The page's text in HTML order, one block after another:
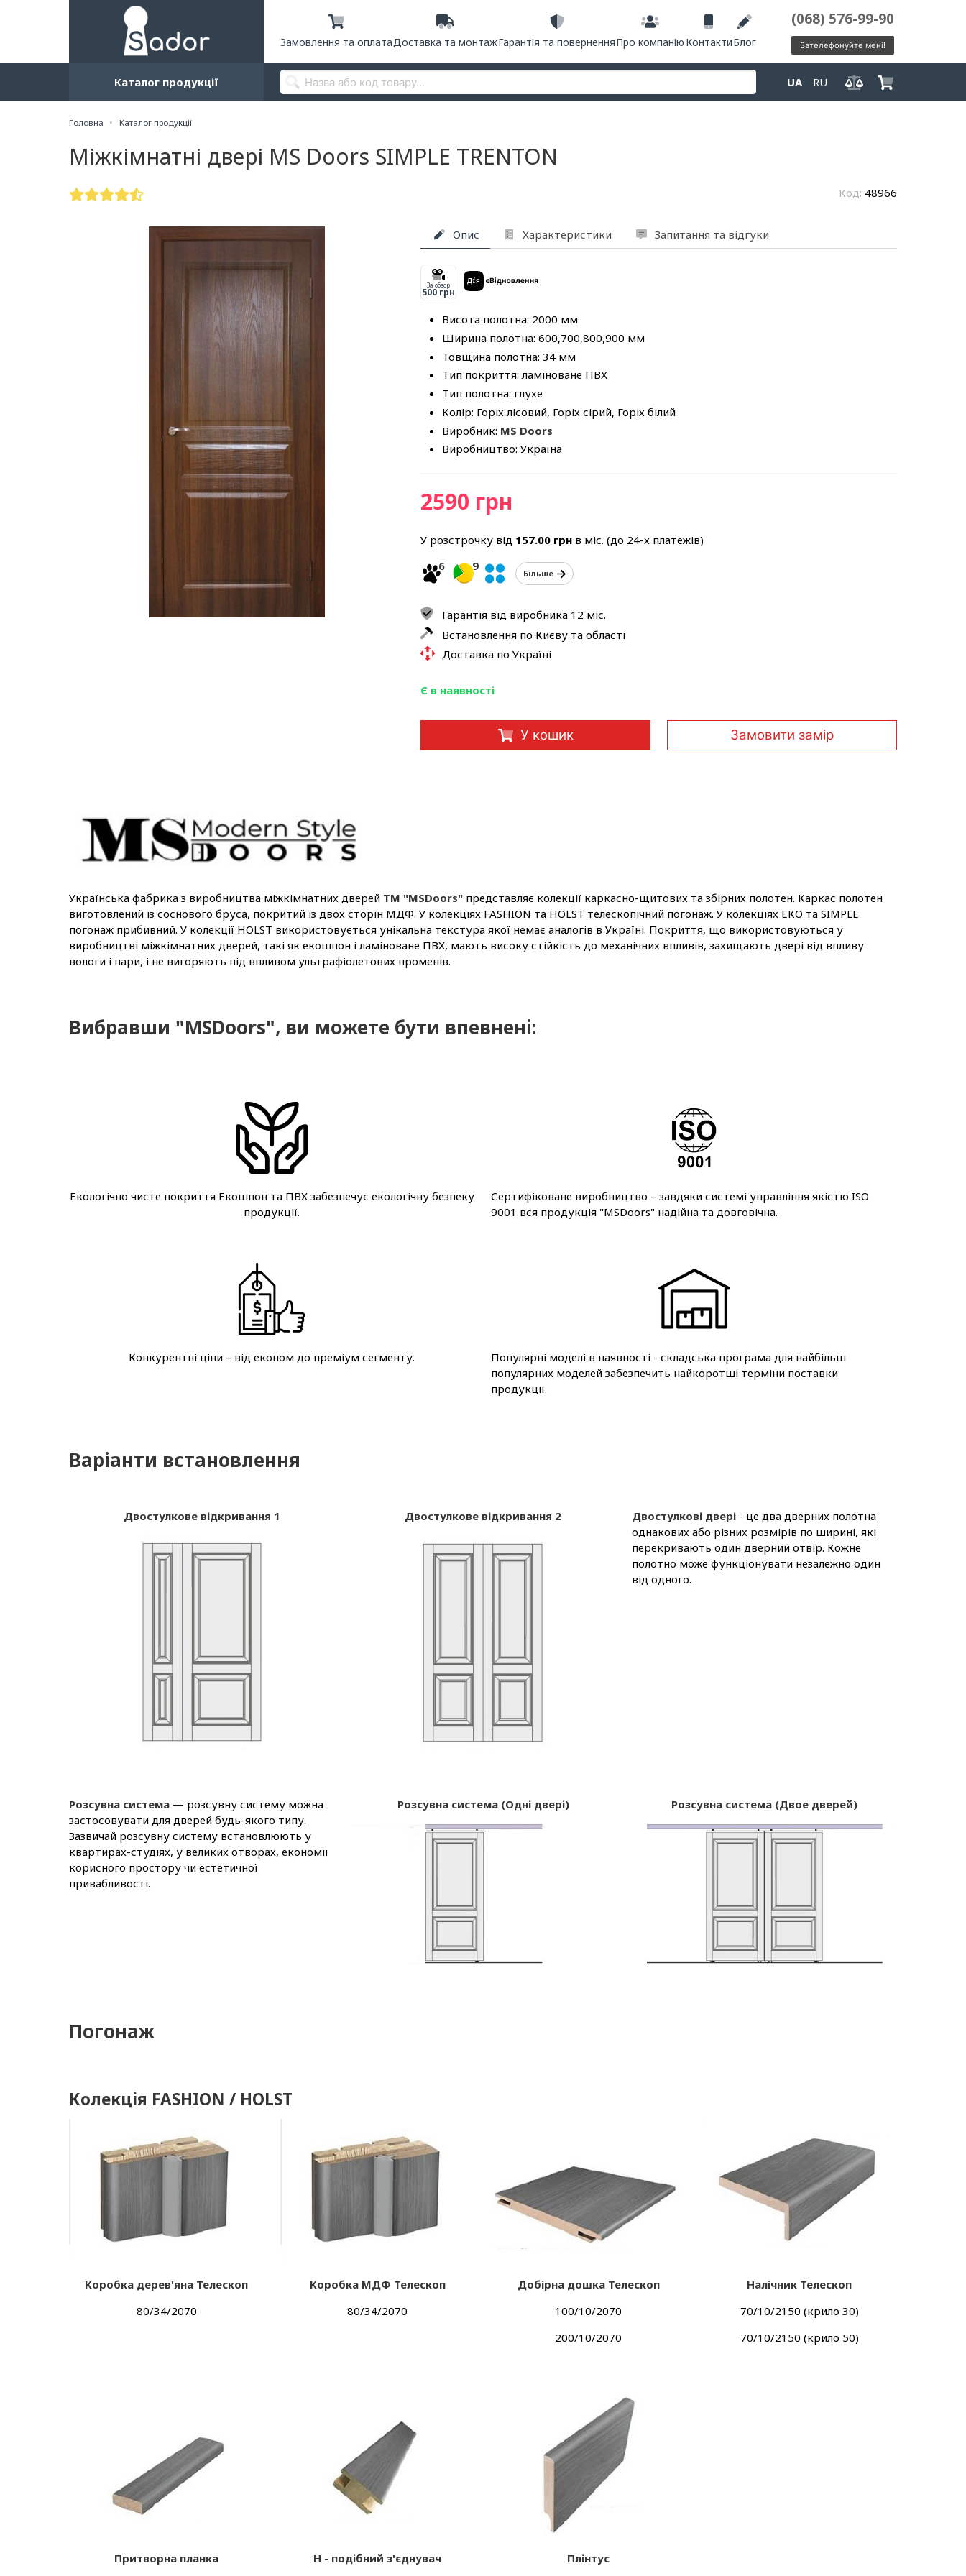
Замовлення та оплатаДоставка та монтажГарантія та поверненняПро компанію КонтактиБлог
(068) 576-99-90
Зателефонуйте мені!
Каталог продукції UA RU
Головна Каталог продукції
Міжкімнатні двері MS Doors SIMPLE TRENTON
Код: 48966
Опис Характеристики Запитання та відгуки
За обзор
500 грн
Висота полотна: 2000 мм
Ширина полотна: 600,700,800,900 мм
Товщина полотна: 34 мм
Тип покриття: ламіноване ПВХ
Тип полотна: глухе
Колір: Горіх лісовий, Горіх сірий, Горіх білий
Виробник: MS Doors
Виробництво: Україна
2590 грн
У розстрочку від 157.00 грн в міс. (до 24-х платежів)
6
9
Більше
Гарантія від виробника 12 міс.
Встановлення по Києву та області
Доставка по Україні
Є в наявності
У кошик Замовити замір
Українська фабрика з виробництва міжкімнатних дверей ТМ "MSDoors" представляє колекції каркасно-щитових та збірних полотен. Каркас полотен
виготовлений із соснового бруса, покритий із двох сторін МДФ. У колекціях FASHION та HOLST телескопічний погонаж. У колекціях ЕКО та SIMPLE
погонаж прибивний. У колекції HOLST використовується унікальна текстура якої немає аналогів в Україні. Покриття, що використовуються у
виробництві міжкімнатних дверей, такі як екошпон і ламіноване ПВХ, мають високу стійкість до механічних впливів, захищають двері від впливу
вологи і пари, і не вигоряють під впливом ультрафіолетових променів.
Вибравши "MSDoors", ви можете бути впевнені:
Екологічно чисте покриття Екошпон та ПВХ забезпечує екологічну безпеку
продукції.
Сертифіковане виробництво – завдяки системі управління якістю ISO
9001 вся продукція "MSDoors" надійна та довговічна.
Конкурентні ціни – від економ до преміум сегменту.
Популярні моделі в наявності - складська програма для найбільш
популярних моделей забезпечить найкоротші терміни поставки
продукції.
Варіанти встановлення
Двостулкове відкривання 1 Двостулкове відкривання 2 Двостулкові двері - це два дверних полотна
однакових або різних розмірів по ширині, які
перекривають один дверний отвір. Кожне
полотно може функціонувати незалежно один
від одного.
Розсувна система — розсувну систему можна
застосовувати для дверей будь-якого типу.
Зазвичай розсувну систему встановлюють у
квартирах-студіях, у великих отворах, економії
корисного простору чи естетичної
привабливості.
Розсувна система (Одні двері) Розсувна система (Двое дверей)
Погонаж
Колекція FASHION / HOLST
Коробка дерев'яна Телескоп
80/34/2070
Коробка МДФ Телескоп
80/34/2070
Добірна дошка Телескоп
100/10/2070
200/10/2070
Налічник Телескоп
70/10/2150 (крило 30)
70/10/2150 (крило 50)
Притворна планка Н - подібний з'єднувач Плінтус